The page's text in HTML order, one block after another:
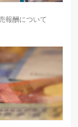
報酬について